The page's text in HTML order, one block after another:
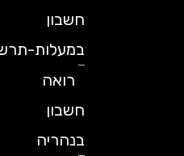
חשבון
במעלות-תרשיחא
רואה
חשבון
בנהריה